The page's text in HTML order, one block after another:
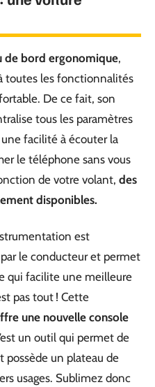
de bord ergonomique,
toutes les fonctionnalités
De ce fait, son
tous les paramètres
facilité à écouter la
le téléphone sans vous
de votre volant, des
disponibles.
est
le conducteur et permet
qui facilite une meilleure
pas tout ! Cette
une nouvelle console
un outil qui permet de
possède un plateau de
usages. Sublimez donc